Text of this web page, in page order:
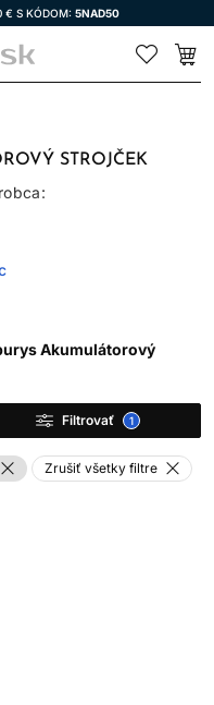
€ S KÓDOM: 5NAD50
STROJČEK
Akumulátorový
Filtrovať 1
Zrušiť všetky filtre